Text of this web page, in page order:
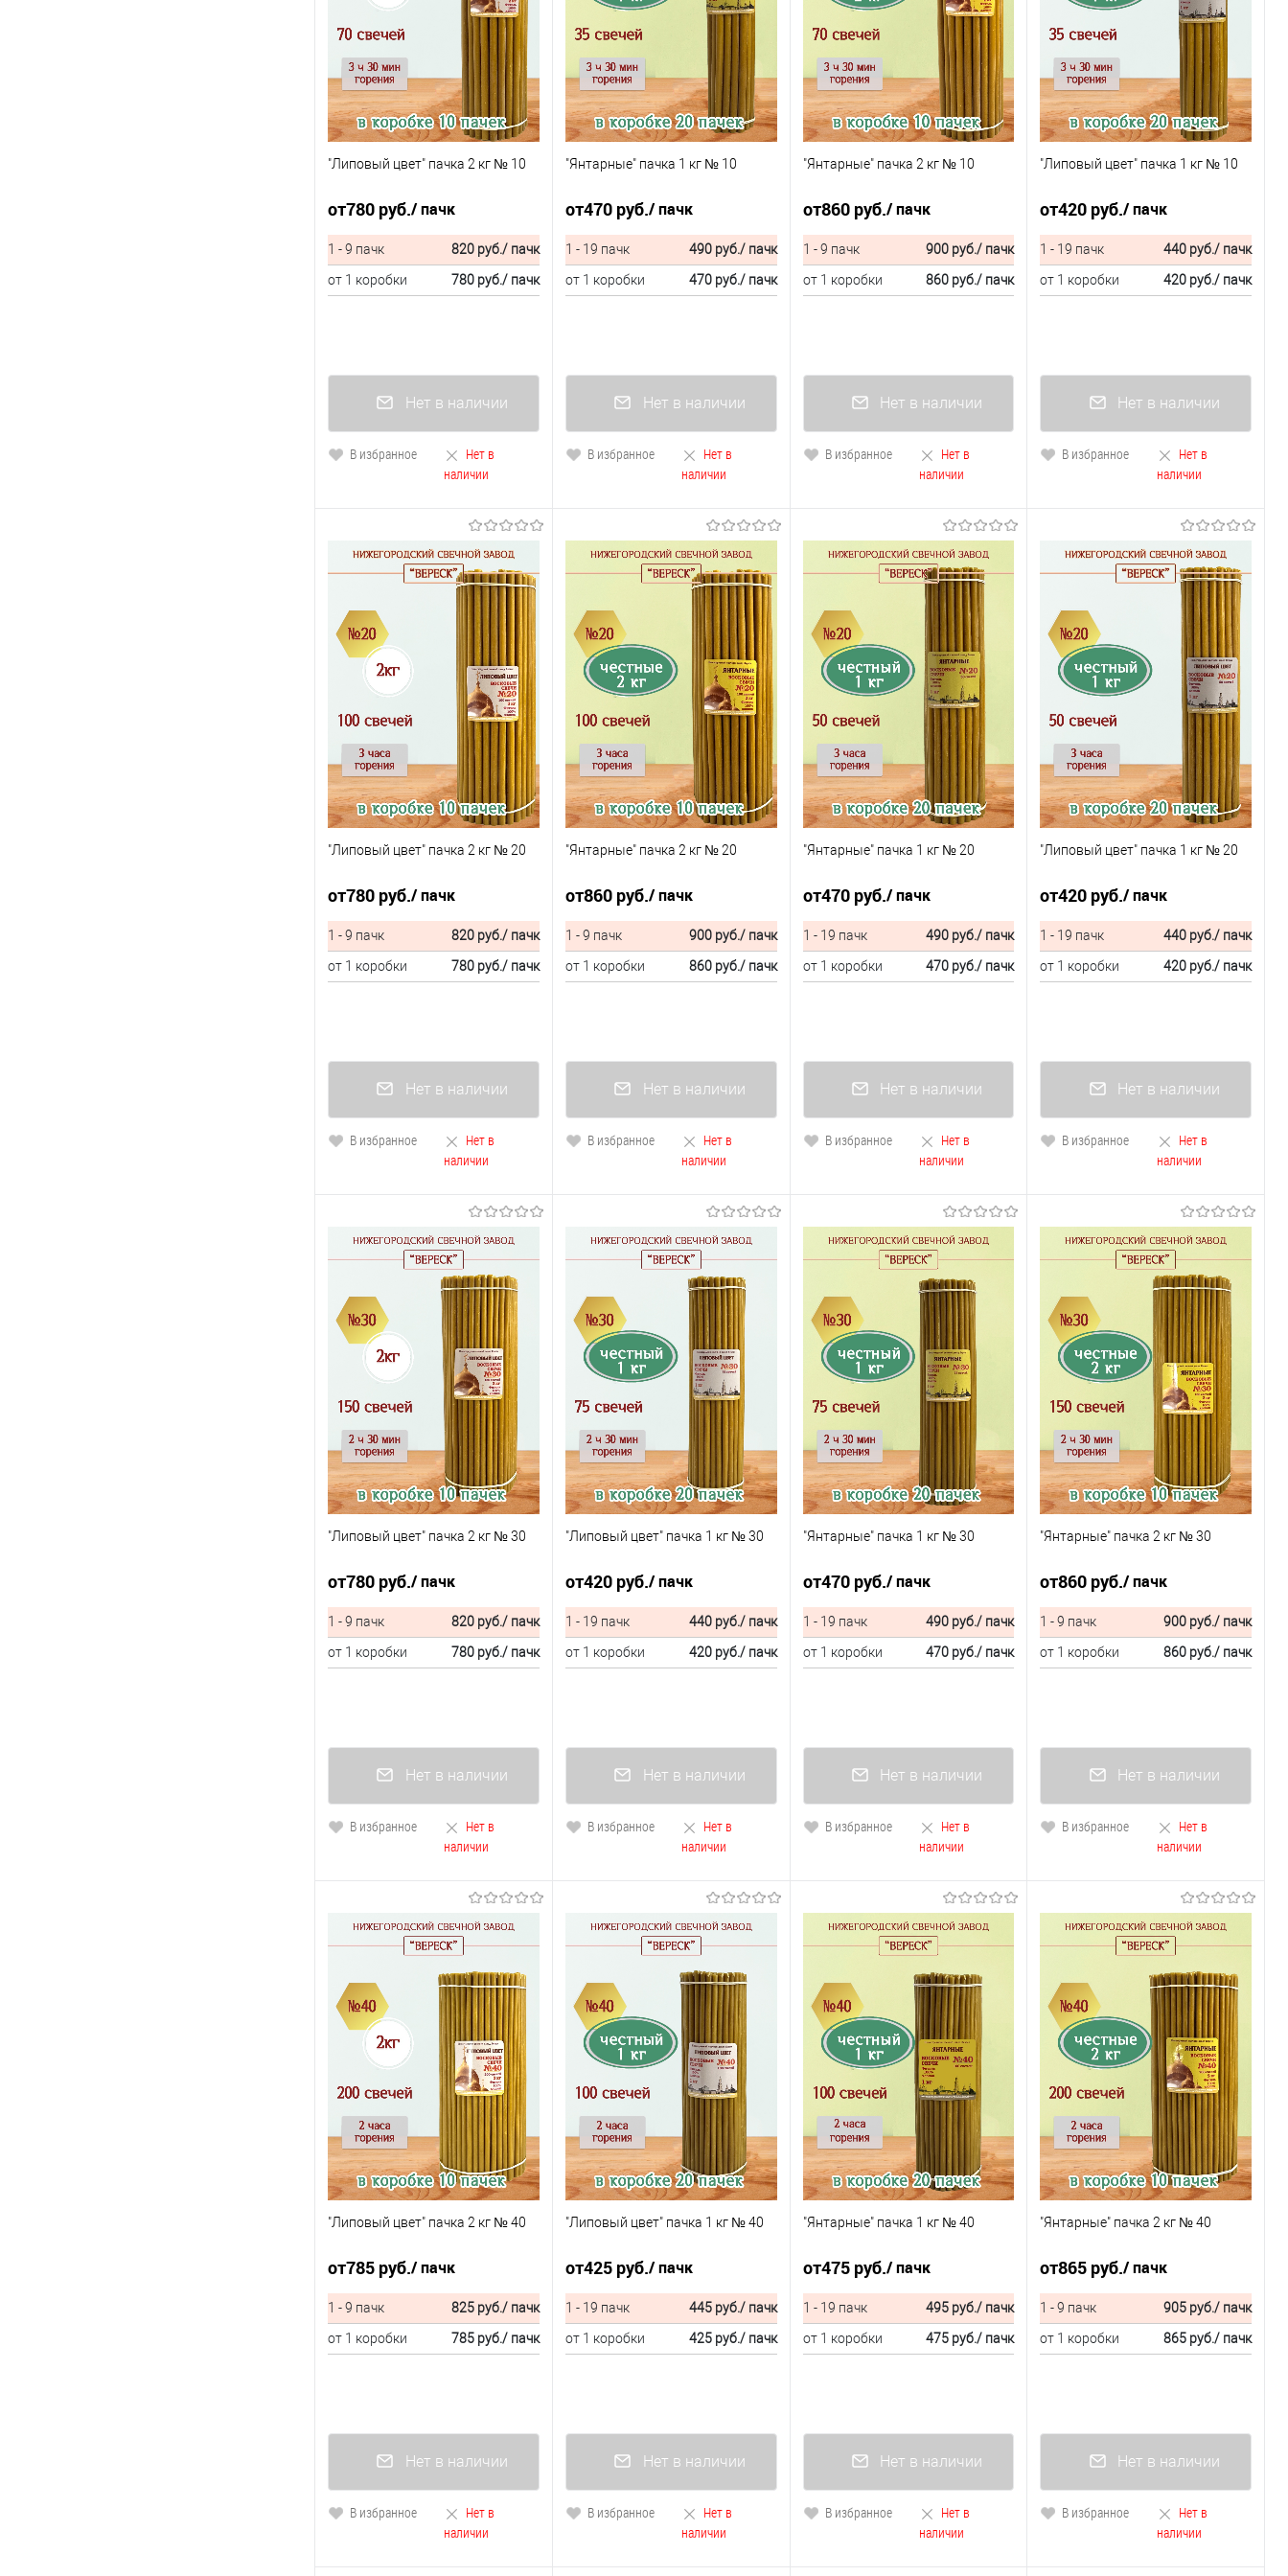
"Липовый цвет" пачка 2 кг № 10
от780 руб./ пачк
1 - 9 пачк 820 руб./ пачк
от 1 коробки
780 руб./ пачк
Нет в наличии
В избранное
Нет в
наличии
"Янтарные" пачка 1 кг № 10
от470 руб./ пачк
1 - 19 пачк 490 руб./ пачк
от 1 коробки
470 руб./ пачк
Нет в наличии
В избранное
Нет в
наличии
"Янтарные" пачка 2 кг № 10
от860 руб./ пачк
1 - 9 пачк 900 руб./ пачк
от 1 коробки
860 руб./ пачк
Нет в наличии
В избранное
Нет в
наличии
"Липовый цвет" пачка 1 кг № 10
от420 руб./ пачк
1 - 19 пачк 440 руб./ пачк
от 1 коробки
420 руб./ пачк
Нет в наличии
В избранное
Нет в
наличии
"Липовый цвет" пачка 2 кг № 20
от780 руб./ пачк
1 - 9 пачк 820 руб./ пачк
от 1 коробки
780 руб./ пачк
Нет в наличии
В избранное
Нет в
наличии
"Янтарные" пачка 2 кг № 20
от860 руб./ пачк
1 - 9 пачк 900 руб./ пачк
от 1 коробки
860 руб./ пачк
Нет в наличии
В избранное
Нет в
наличии
"Янтарные" пачка 1 кг № 20
от470 руб./ пачк
1 - 19 пачк 490 руб./ пачк
от 1 коробки
470 руб./ пачк
Нет в наличии
В избранное
Нет в
наличии
"Липовый цвет" пачка 1 кг № 20
от420 руб./ пачк
1 - 19 пачк 440 руб./ пачк
от 1 коробки
420 руб./ пачк
Нет в наличии
В избранное
Нет в
наличии
"Липовый цвет" пачка 2 кг № 30
от780 руб./ пачк
1 - 9 пачк 820 руб./ пачк
от 1 коробки
780 руб./ пачк
Нет в наличии
В избранное
Нет в
наличии
"Липовый цвет" пачка 1 кг № 30
от420 руб./ пачк
1 - 19 пачк 440 руб./ пачк
от 1 коробки
420 руб./ пачк
Нет в наличии
В избранное
Нет в
наличии
"Янтарные" пачка 1 кг № 30
от470 руб./ пачк
1 - 19 пачк 490 руб./ пачк
от 1 коробки
470 руб./ пачк
Нет в наличии
В избранное
Нет в
наличии
"Янтарные" пачка 2 кг № 30
от860 руб./ пачк
1 - 9 пачк 900 руб./ пачк
от 1 коробки
860 руб./ пачк
Нет в наличии
В избранное
Нет в
наличии
"Липовый цвет" пачка 2 кг № 40
от785 руб./ пачк
1 - 9 пачк 825 руб./ пачк
от 1 коробки
785 руб./ пачк
Нет в наличии
В избранное
Нет в
наличии
"Липовый цвет" пачка 1 кг № 40
от425 руб./ пачк
1 - 19 пачк 445 руб./ пачк
от 1 коробки
425 руб./ пачк
Нет в наличии
В избранное
Нет в
наличии
"Янтарные" пачка 1 кг № 40
от475 руб./ пачк
1 - 19 пачк 495 руб./ пачк
от 1 коробки
475 руб./ пачк
Нет в наличии
В избранное
Нет в
наличии
"Янтарные" пачка 2 кг № 40
от865 руб./ пачк
1 - 9 пачк 905 руб./ пачк
от 1 коробки
865 руб./ пачк
Нет в наличии
В избранное
Нет в
наличии